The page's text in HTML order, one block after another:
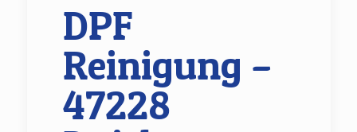
DPF
Reinigung –
47228